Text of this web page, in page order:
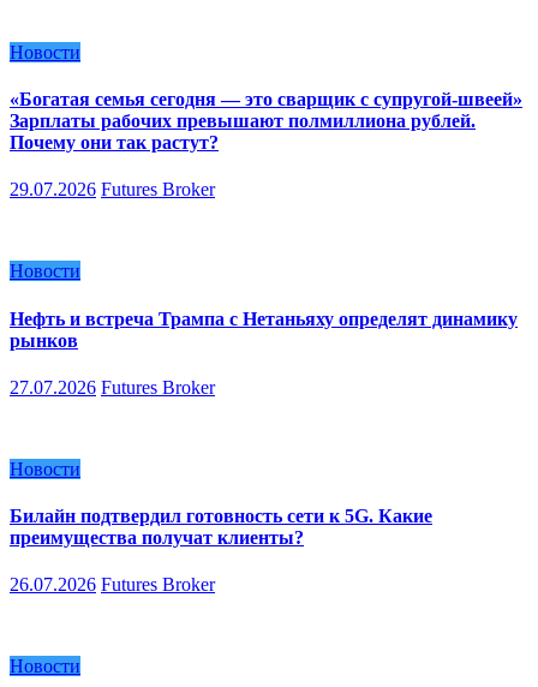
Новости
«Богатая семья сегодня — это сварщик с супругой-швеей»
Зарплаты рабочих превышают полмиллиона рублей.
Почему они так растут?
29.07.2026 Futures Broker
Новости
Нефть и встреча Трампа с Нетаньяху определят динамику
рынков
27.07.2026 Futures Broker
Новости
Билайн подтвердил готовность сети к 5G. Какие
преимущества получат клиенты?
26.07.2026 Futures Broker
Новости